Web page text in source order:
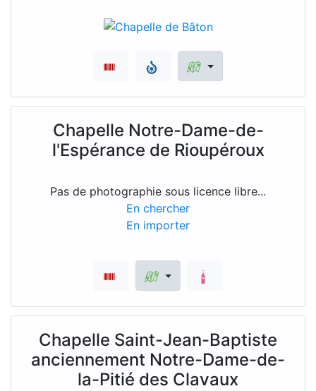
Chapelle Notre-Dame-de-
l'Espérance de Rioupéroux
Pas de photographie sous licence libre...
En chercher
En importer
Chapelle Saint-Jean-Baptiste
anciennement Notre-Dame-de-
la-Pitié des Clavaux